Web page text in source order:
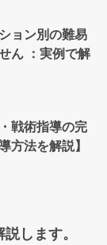
ョン別の難易
ん ：実例で解
戦術指導の完
方法を解説】
します。